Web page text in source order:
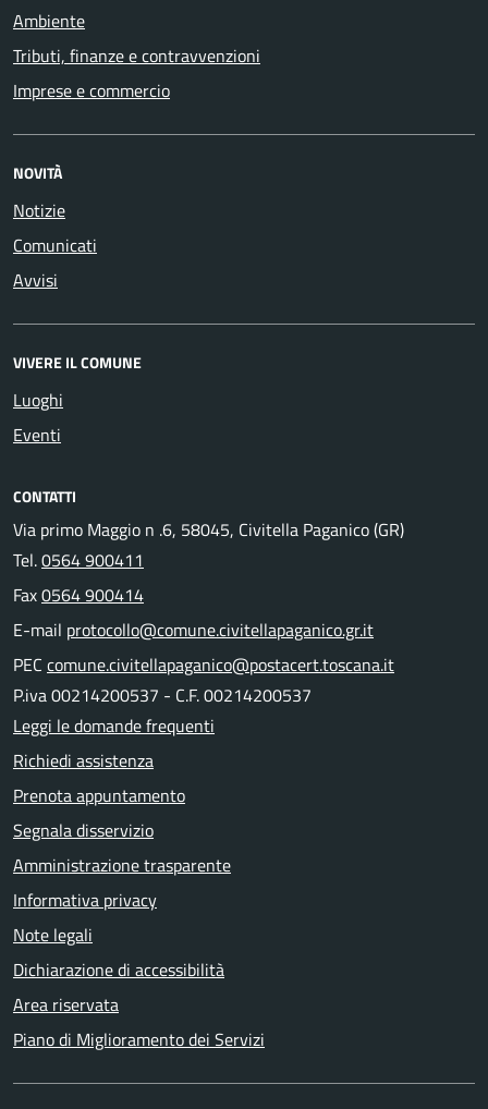
Ambiente
Tributi, finanze e contravvenzioni
Imprese e commercio
NOVITÀ
Notizie
Comunicati
Avvisi
VIVERE IL COMUNE
Luoghi
Eventi
CONTATTI
Via primo Maggio n .6, 58045, Civitella Paganico (GR)
Tel.0564 900411
Fax0564 900414
E-mail protocollo@comune.civitellapaganico.gr.it
PEC comune.civitellapaganico@postacert.toscana.it
P.iva 00214200537 - C.F. 00214200537
Leggi le domande frequenti
Richiedi assistenza
Prenota appuntamento
Segnala disservizio
Amministrazione trasparente
Informativa privacy
Note legali
Dichiarazione di accessibilità
Area riservata
Piano di Miglioramento dei Servizi